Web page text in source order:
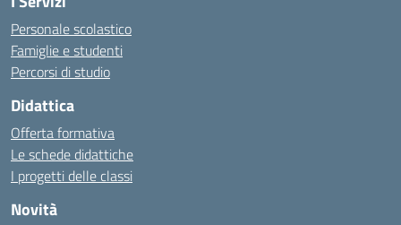
Personale scolastico
Famiglie e studenti
Percorsi di studio
Didattica
Offerta formativa
Le schede didattiche
I progetti delle classi
Novità